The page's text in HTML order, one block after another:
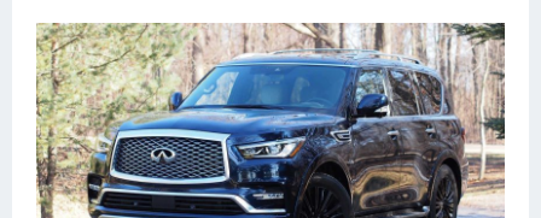
Ява
Эмблемы
Спецтехника